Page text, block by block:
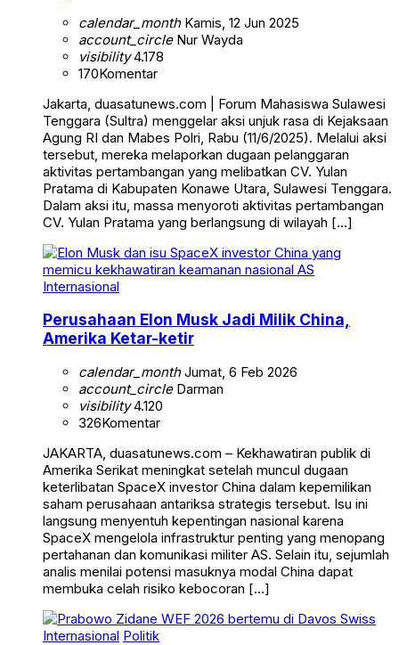
calendar_monthKamis, 12 Jun 2025
account_circleNur Wayda
visibility4.178
170Komentar
Jakarta, duasatunews.com | Forum Mahasiswa Sulawesi
Tenggara (Sultra) menggelar aksi unjuk rasa di Kejaksaan
Agung RI dan Mabes Polri, Rabu (11/6/2025). Melalui aksi
tersebut, mereka melaporkan dugaan pelanggaran
aktivitas pertambangan yang melibatkan CV. Yulan
Pratama di Kabupaten Konawe Utara, Sulawesi Tenggara.
Dalam aksi itu, massa menyoroti aktivitas pertambangan
CV. Yulan Pratama yang berlangsung di wilayah […]
Internasional
Perusahaan Elon Musk Jadi Milik China,
Amerika Ketar-ketir
calendar_monthJumat, 6 Feb 2026
account_circleDarman
visibility4.120
326Komentar
JAKARTA, duasatunews.com – Kekhawatiran publik di
Amerika Serikat meningkat setelah muncul dugaan
keterlibatan SpaceX investor China dalam kepemilikan
saham perusahaan antariksa strategis tersebut. Isu ini
langsung menyentuh kepentingan nasional karena
SpaceX mengelola infrastruktur penting yang menopang
pertahanan dan komunikasi militer AS. Selain itu, sejumlah
analis menilai potensi masuknya modal China dapat
membuka celah risiko kebocoran […]
Internasional Politik